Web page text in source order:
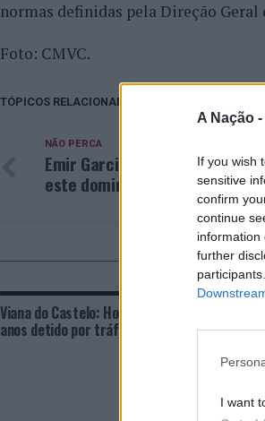
A Nação -
If you wish
sensitive
confirm
continue
information
further
I want
normas definidas pela Direção
Foto: CMVC.
TÓPICOS RELACIONADOS:
NÃO PERCA
Emir Garcia retrata o amor de
este domingo, no Mira Maia
Viana do Castelo: Homem de 49
anos detido por tráfico de drogas